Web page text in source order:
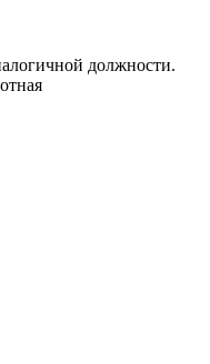
должности.